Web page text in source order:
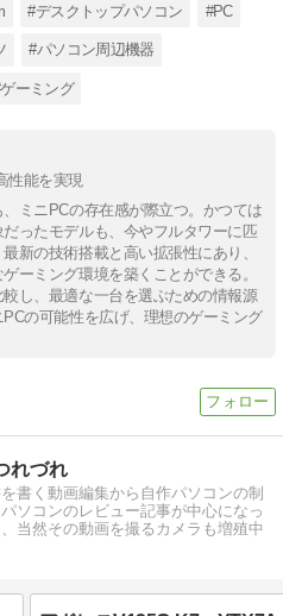
#デスクトップパソコン #PC
#パソコン周辺機器
ーミング
性能を実現
ミニPCの存在感が際立つ。かつては
ったモデルも、今やフルタワーに匹
新の技術搭載と高い拡張性にあり、
ーミング環境を築くことができる。
し、最適な一台を選ぶための情報源
の可能性を広げ、理想のゲーミング
れづれ
書く動画編集から自作パソコンの制
ソコンのレビュー記事が中心になっ
当然その動画を撮るカメラも増殖中